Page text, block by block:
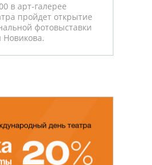
в арт-галерее
пройдет открытие
фотовыставки
Новикова.